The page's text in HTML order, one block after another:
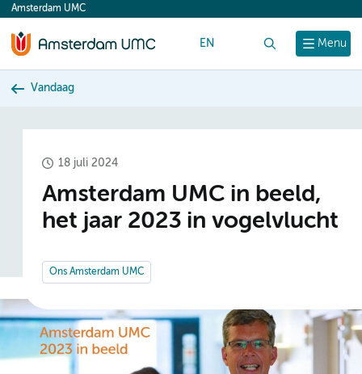
content
Menu
Amsterdam UMC
EN
Vandaag
18 juli 2024
Amsterdam UMC in beeld,
het jaar 2023 in vogelvlucht
Ons Amsterdam UMC